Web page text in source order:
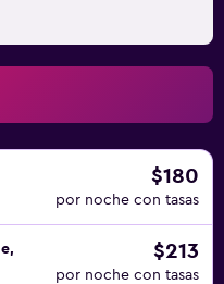
cambio de
ofrece servicio de
hay 4 piscinas al
pueden practicar las
que se indican más
del alojamiento (es
$180
por noche con tasas
$213
por noche con tasas